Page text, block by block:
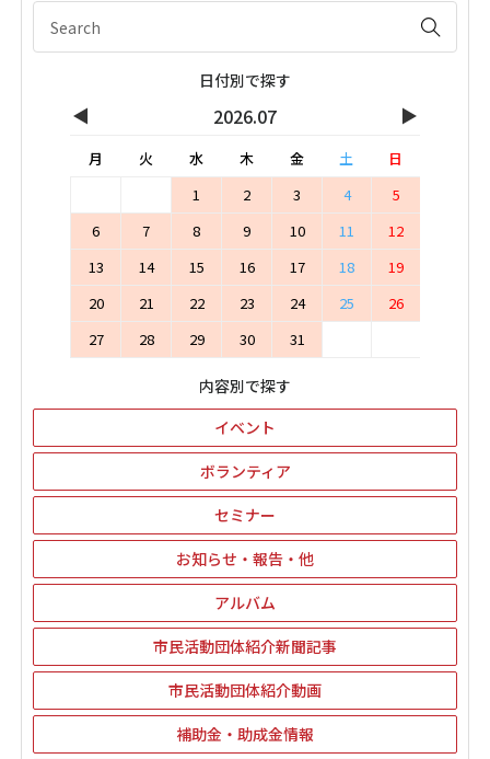
日付別で探す
◀ 2026.07 ▶
月 火 水 木 金 土
日
1
2 3 4
5
6
7 8 9 10 11
12
13
14 15 16 17 18
19
20
21 22 23 24 25
26
27
28 29 30 31
内容別で探す
イベント
ボランティア
セミナー
お知らせ・報告・他
アルバム
市民活動団体紹介新聞記事
市民活動団体紹介動画
補助金・助成金情報